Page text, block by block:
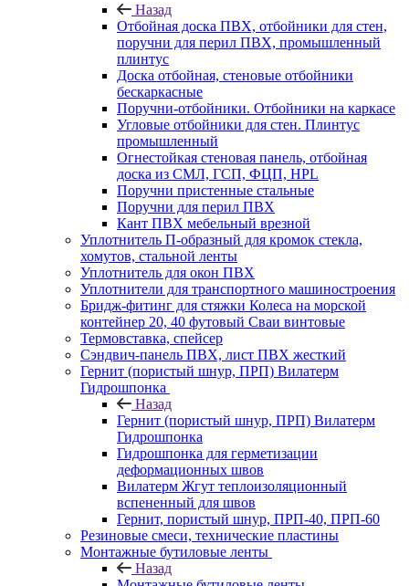
Назад
Отбойная доска ПВХ, отбойники для стен,
поручни для перил ПВХ, промышленный
плинтус
Доска отбойная, стеновые отбойники
бескаркасные
Поручни-отбойники. Отбойники на каркасе
Угловые отбойники для стен. Плинтус
промышленный
Огнестойкая стеновая панель, отбойная
доска из СМЛ, ГСП, ФЦП, HPL
Поручни пристенные стальные
Поручни для перил ПВХ
Кант ПВХ мебельный врезной
Уплотнитель П-образный для кромок стекла,
хомутов, стальной ленты
Уплотнитель для окон ПВХ
Уплотнители для транспортного машиностроения
Бридж-фитинг для стяжки Колеса на морской
контейнер 20, 40 футовый Сваи винтовые
Термовставка, спейсер
Сэндвич-панель ПВХ, лист ПВХ жесткий
Гернит (пористый шнур, ПРП) Вилатерм
Гидрошпонка
Назад
Гернит (пористый шнур, ПРП) Вилатерм
Гидрошпонка
Гидрошпонка для герметизации
деформационных швов
Вилатерм Жгут теплоизоляционный
вспененный для швов
Гернит, пористый шнур, ПРП-40, ПРП-60
Резиновые смеси, технические пластины
Монтажные бутиловые ленты
Назад